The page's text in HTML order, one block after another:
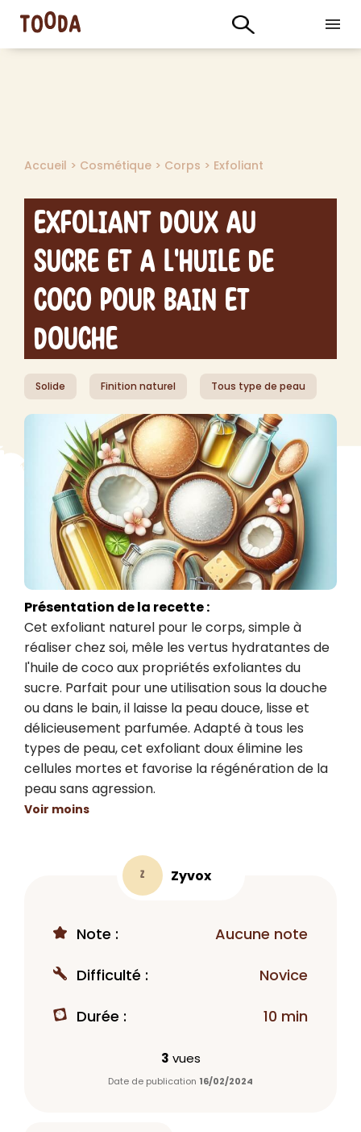
Accueil > Cosmétique > Corps > Exfoliant
Exfoliant Doux au
Sucre et a l'Huile de
Coco pour Bain et
Douche
Solide Finition naturel Tous type de peau
Présentation de la recette :
Cet exfoliant naturel pour le corps, simple à
réaliser chez soi, mêle les vertus hydratantes de
l'huile de coco aux propriétés exfoliantes du
sucre. Parfait pour une utilisation sous la douche
ou dans le bain, il laisse la peau douce, lisse et
délicieusement parfumée. Adapté à tous les
types de peau, cet exfoliant doux élimine les
cellules mortes et favorise la régénération de la
peau sans agression.
Voir moins
Z Zyvox
Note : Aucune note
Difficulté : Novice
Durée : 10 min
3 vues
Date de publication 16/02/2024